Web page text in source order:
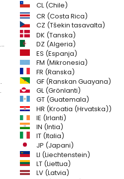
CL (Chile)
CR (Costa Rica)
CZ (Tšekin tasavalta)
DK (Tanska)
DZ (Algeria)
ES (Espanja)
FM (Mikronesia)
FR (Ranska)
GF (Ranskan Guayana)
GL (Grönlanti)
GT (Guatemala)
HR (Kroatia (Hrvatska))
IE (Irlanti)
IN (Intia)
IT (Italia)
JP (Japani)
LI (Liechtenstein)
LT (Liettua)
LV (Latvia)